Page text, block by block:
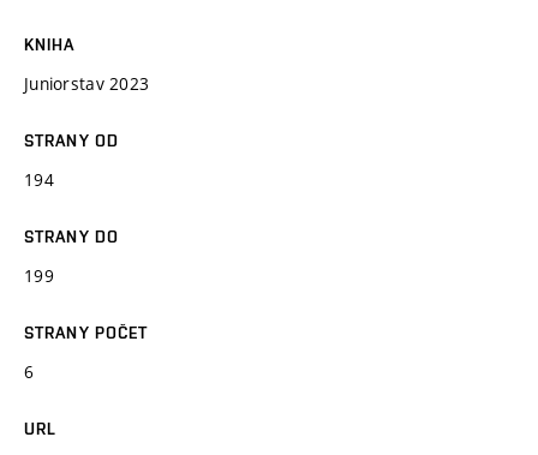
KNIHA
Juniorstav 2023
STRANY OD
194
STRANY DO
199
STRANY POČET
6
URL